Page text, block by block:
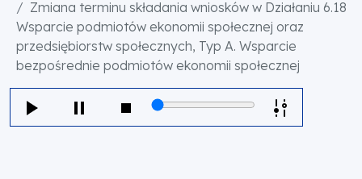
Zmiana terminu składania wniosków w Działaniu 6.18
Wsparcie podmiotów ekonomii społecznej oraz
przedsiębiorstw społecznych, Typ A. Wsparcie
bezpośrednie podmiotów ekonomii społecznej